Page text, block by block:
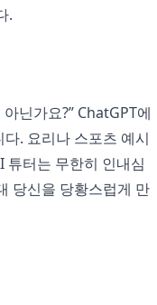
.
아닌가요?” ChatGPT에
. 요리나 스포츠 예시
튜터는 무한히 인내심
당신을 당황스럽게 만